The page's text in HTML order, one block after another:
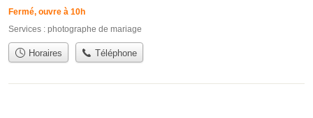
Fermé, ouvre à 10h
Services : photographe de mariage
Horaires Téléphone